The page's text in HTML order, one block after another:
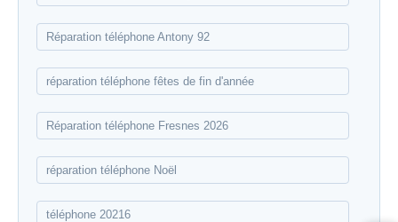
Réparation téléphone Antony 92
réparation téléphone fêtes de fin d'année
Réparation téléphone Fresnes 2026
réparation téléphone Noël
téléphone 20216